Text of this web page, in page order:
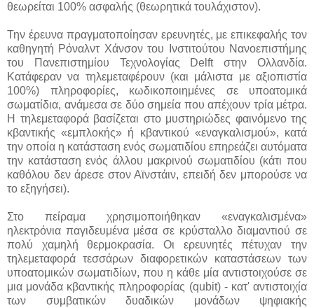
θεωρείται 100% ασφαλής (θεωρητικά τουλάχιστον).
Την έρευνα πραγματοποίησαν ερευνητές, με επικεφαλής τον
καθηγητή Ρόναλντ Χάνσον του Ινστιτούτου Νανοεπιστήμης
του Πανεπιστημίου Τεχνολογίας Delft στην Ολλανδία.
Κατάφεραν να τηλεμεταφέρουν (και μάλιστα με αξιοπιστία
100%) πληροφορίες, κωδικοποιημένες σε υποατομικά
σωματίδια, ανάμεσα σε δύο σημεία που απέχουν τρία μέτρα.
Η τηλεμεταφορά βασίζεται στο μυστηριώδες φαινόμενο της
κβαντικής «εμπλοκής» ή κβαντικού «εναγκαλισμού», κατά
την οποία η κατάσταση ενός σωματιδίου επηρεάζει αυτόματα
την κατάσταση ενός άλλου μακρινού σωματιδίου (κάτι που
καθόλου δεν άρεσε στον Αϊνστάιν, επειδή δεν μπορούσε να
το εξηγήσει).
Στο πείραμα χρησιμοποιήθηκαν «εναγκαλισμένα»
ηλεκτρόνια παγιδευμένα μέσα σε κρύσταλλο διαμαντιού σε
πολύ χαμηλή θερμοκρασία. Οι ερευνητές πέτυχαν την
τηλεμεταφορά τεσσάρων διαφορετικών καταστάσεων των
υποατομικών σωματιδίων, που η κάθε μία αντιστοιχούσε σε
μια μονάδα κβαντικής πληροφορίας (qubit) - κατ' αντιστοιχία
των συμβατικών δυαδικών μονάδων ψηφιακής